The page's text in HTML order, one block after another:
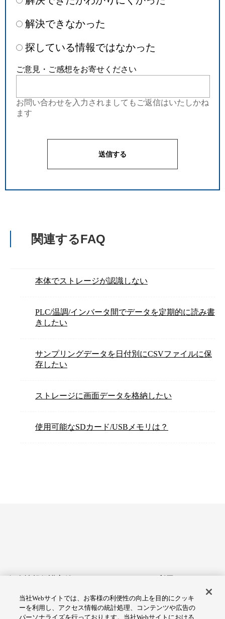
解決できなかった
探している情報ではなかった
ご意見・ご感想をお寄せください
お問い合わせを入力されましてもご返信はいたしかね
ます
関連するFAQ
本体でストレージが認識しない
PLC/温調/インバータ間でデータを定期的に読み書
きしたい
サンプリングデータを日付別にCSVファイルに保
存したい
ストレージに画面データを格納したい
使用可能なSDカード/USBメモリは？
アクセシビリティへの対応
Cookie設定
当社Webサイトでは、お客様の利便性の向上を目的にクッキ
ーを利用し、アクセス情報の統計処理、コンテンツや広告の
パーソナライズを行っております。当社Webサイトにおける